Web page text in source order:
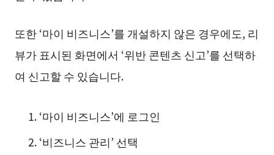
또한 ‘마이 비즈니스’를 개설하지 않은 경우에도, 리
뷰가 표시된 화면에서 ‘위반 콘텐츠 신고’를 선택하
여 신고할 수 있습니다.
‘마이 비즈니스’에 로그인
‘비즈니스 관리’ 선택